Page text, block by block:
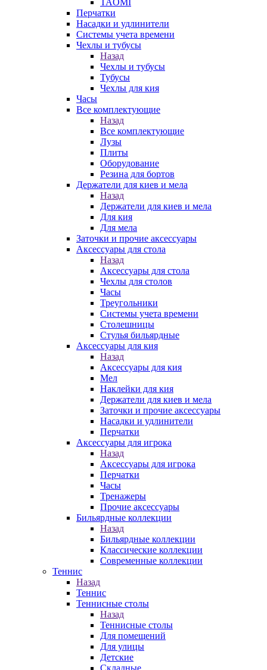
TAOMI
Перчатки
Насадки и удлинители
Системы учета времени
Чехлы и тубусы
Назад
Чехлы и тубусы
Тубусы
Чехлы для кия
Часы
Все комплектующие
Назад
Все комплектующие
Лузы
Плиты
Оборудование
Резина для бортов
Держатели для киев и мела
Назад
Держатели для киев и мела
Для кия
Для мела
Заточки и прочие аксессуары
Аксессуары для стола
Назад
Аксессуары для стола
Чехлы для столов
Часы
Треугольники
Системы учета времени
Столешницы
Стулья бильярдные
Аксессуары для кия
Назад
Аксессуары для кия
Мел
Наклейки для кия
Держатели для киев и мела
Заточки и прочие аксессуары
Насадки и удлинители
Перчатки
Аксессуары для игрока
Назад
Аксессуары для игрока
Перчатки
Часы
Тренажеры
Прочие аксессуары
Бильярдные коллекции
Назад
Бильярдные коллекции
Классические коллекции
Современные коллекции
Теннис
Назад
Теннис
Теннисные столы
Назад
Теннисные столы
Для помещений
Для улицы
Детские
Складные